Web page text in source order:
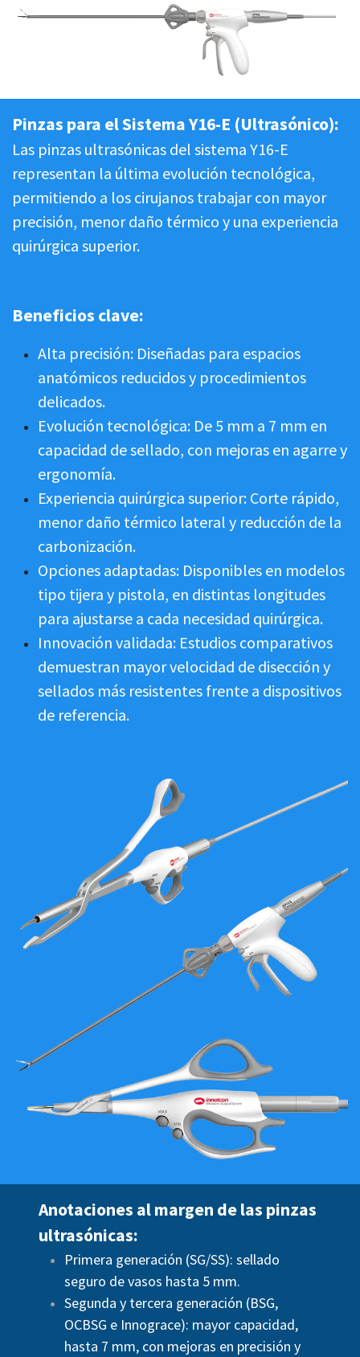
Pinzas para el Sistema Y16-E (Ultrasónico):
Las pinzas ultrasónicas del sistema Y16-E
representan la última evolución tecnológica,
permitiendo a los cirujanos trabajar con mayor
precisión, menor daño térmico y una experiencia
quirúrgica superior.
Beneficios clave:
Alta precisión: Diseñadas para espacios
anatómicos reducidos y procedimientos
delicados.
Evolución tecnológica: De 5 mm a 7 mm en
capacidad de sellado, con mejoras en agarre y
ergonomía.
Experiencia quirúrgica superior: Corte rápido,
menor daño térmico lateral y reducción de la
carbonización.
Opciones adaptadas: Disponibles en modelos
tipo tijera y pistola, en distintas longitudes
para ajustarse a cada necesidad quirúrgica.
Innovación validada: Estudios comparativos
demuestran mayor velocidad de disección y
sellados más resistentes frente a dispositivos
de referencia.
Anotaciones al margen de las pinzas
ultrasónicas:
Primera generación (SG/SS): sellado
seguro de vasos hasta 5 mm.
Segunda y tercera generación (BSG,
OCBSG e Innograce): mayor capacidad,
hasta 7 mm, con mejoras en precisión y